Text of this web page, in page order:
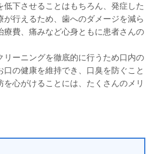
下させることはもちろん、発症した
行えるため、歯へのダメージを減ら
療費、痛みなど心身ともに患者さんの
リーニングを徹底的に行うため口内の
の健康を維持でき、口臭を防ぐこと
心がけることには、たくさんのメリ